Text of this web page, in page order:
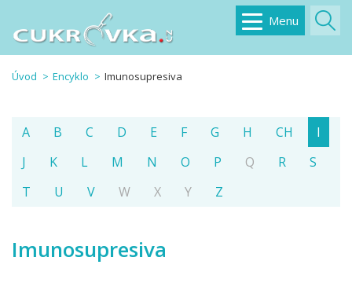
Menu
Úvod Encyklo Imunosupresiva
A B C D E F G H CH
I
J
K L M N O P Q R
S
T
U V W X Y Z
Imunosupresiva